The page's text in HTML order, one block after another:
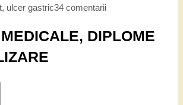
, ulcer gastric34 comentarii
DIPLOME